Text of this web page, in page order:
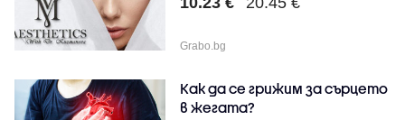
Grabo.bg
Как да се грижим за сърцето
в жегата?